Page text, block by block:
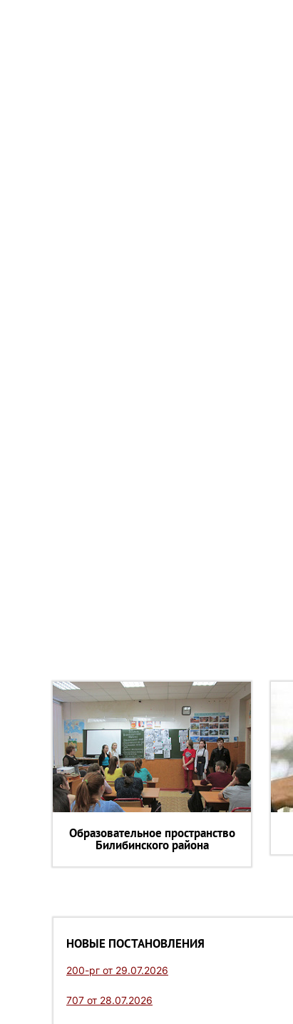
Образовательное пространство
Билибинского района
НОВЫЕ ПОСТАНОВЛЕНИЯ
200-рг от 29.07.2026
707 от 28.07.2026